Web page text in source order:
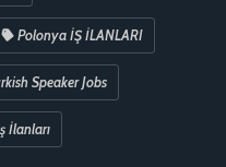
Polonya İŞ İLANLARI
Speaker Jobs
İlanları